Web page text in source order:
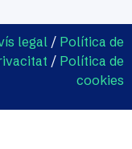
legal / Política de
/ Política de
cookies